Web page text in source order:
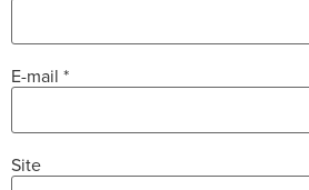
E-mail *
Site